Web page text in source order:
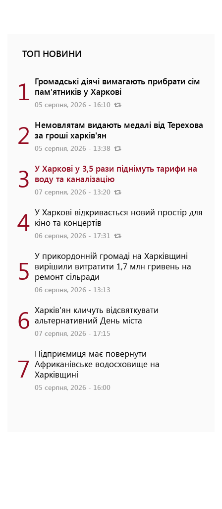
ТОП НОВИНИ
1 Громадські діячі вимагають прибрати сім
пам'ятників у Харкові
05 серпня, 2026 - 16:10
2 Немовлятам видають медалі від Терехова
за гроші харків'ян
05 серпня, 2026 - 13:38
3 У Харкові у 3,5 рази піднімуть тарифи на
воду та каналізацію
07 серпня, 2026 - 13:20
4 У Харкові відкривається новий простір для
кіно та концертів
06 серпня, 2026 - 17:31
5 У прикордонній громаді на Харківщині
вирішили витратити 1,7 млн гривень на
ремонт сільради
06 серпня, 2026 - 13:13
6 Харків'ян кличуть відсвяткувати
альтернативний День міста
07 серпня, 2026 - 17:15
7 Підприємиця має повернути
Африканівське водосховище на
Харківщині
05 серпня, 2026 - 16:00